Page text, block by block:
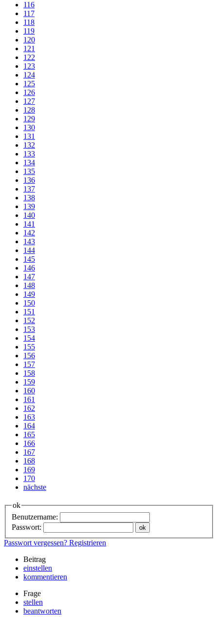
116
117
118
119
120
121
122
123
124
125
126
127
128
129
130
131
132
133
134
135
136
137
138
139
140
141
142
143
144
145
146
147
148
149
150
151
152
153
154
155
156
157
158
159
160
161
162
163
164
165
166
167
168
169
170
nächste
ok
Benutzername:
Passwort:
Passwort vergessen? Registrieren
Beitrag
einstellen
kommentieren
Frage
stellen
beantworten